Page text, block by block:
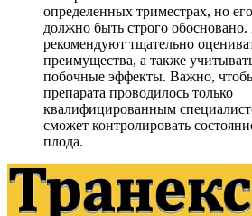
определенных триместрах, но
должно быть строго обосновано.
рекомендуют тщательно
преимущества, а также
побочные эффекты. Важно,
препарата проводилось только
квалифицированным
сможет контролировать
плода.